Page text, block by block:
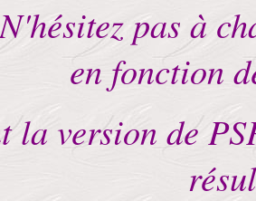
N'hésitez pas à
en fonction
la version de